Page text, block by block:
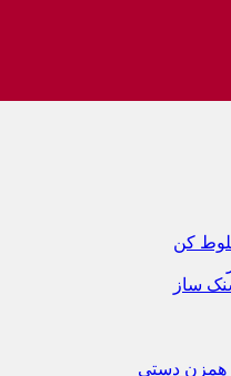
کن
ساز
همزن دستی